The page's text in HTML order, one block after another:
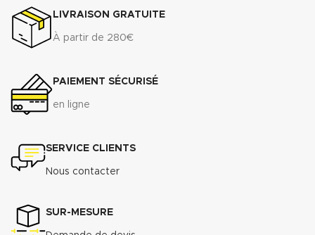
LIVRAISON GRATUITE
À partir de 280€
PAIEMENT SÉCURISÉ
en ligne
SERVICE CLIENTS
Nous contacter
SUR-MESURE